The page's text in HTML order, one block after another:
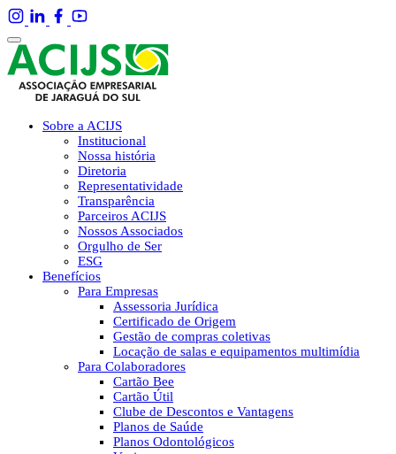
Sobre a ACIJS
Institucional
Nossa história
Diretoria
Representatividade
Transparência
Parceiros ACIJS
Nossos Associados
Orgulho de Ser
ESG
Benefícios
Para Empresas
Assessoria Jurídica
Certificado de Origem
Gestão de compras coletivas
Locação de salas e equipamentos multimídia
Para Colaboradores
Cartão Bee
Cartão Útil
Clube de Descontos e Vantagens
Planos de Saúde
Planos Odontológicos